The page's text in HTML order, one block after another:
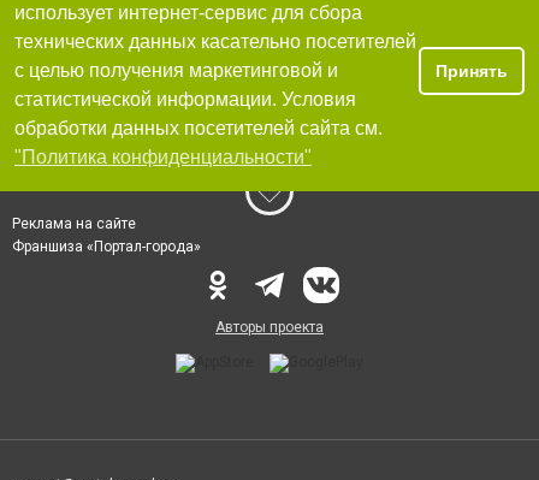
использует интернет-сервис для сбора
технических данных касательно посетителей
с целью получения маркетинговой и
статистической информации. Условия
обработки данных посетителей сайта см.
"Политика конфиденциальности"
Принять
Реклама на сайте
Франшиза «Портал-города»
Авторы проекта